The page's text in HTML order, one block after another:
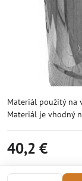
Materiál použitý na
Materiál je vhodný
40,2 €